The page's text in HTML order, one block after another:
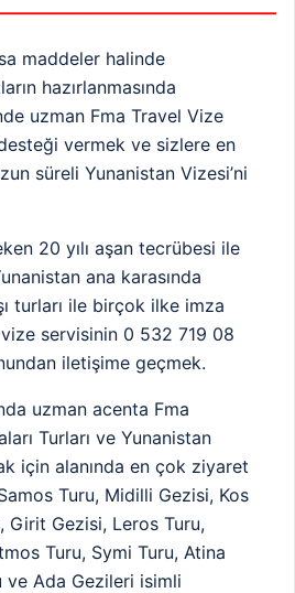
maddeler halinde
hazırlanmasında
uzman Fma Travel Vize
vermek ve sizlere en
süreli Yunanistan Vizesi’ni
20 yılı aşan tecrübesi ile
ana karasında
turları ile birçok ilke imza
vize servisinin 0 532 719 08
iletişime geçmek.
uzman acenta Fma
Turları ve Yunanistan
için alanında en çok ziyaret
Turu, Midilli Gezisi, Kos
Girit Gezisi, Leros Turu,
Turu, Symi Turu, Atina
ve Ada Gezileri isimli